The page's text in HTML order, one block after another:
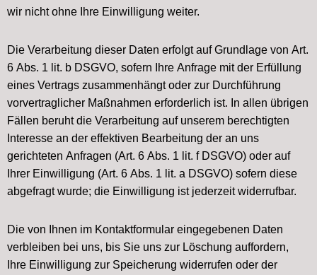
wir nicht ohne Ihre Einwilligung weiter.
Die Verarbeitung dieser Daten erfolgt auf Grundlage von Art.
6 Abs. 1 lit. b DSGVO, sofern Ihre Anfrage mit der Erfüllung
eines Vertrags zusammenhängt oder zur Durchführung
vorvertraglicher Maßnahmen erforderlich ist. In allen übrigen
Fällen beruht die Verarbeitung auf unserem berechtigten
Interesse an der effektiven Bearbeitung der an uns
gerichteten Anfragen (Art. 6 Abs. 1 lit. f DSGVO) oder auf
Ihrer Einwilligung (Art. 6 Abs. 1 lit. a DSGVO) sofern diese
abgefragt wurde; die Einwilligung ist jederzeit widerrufbar.
Die von Ihnen im Kontaktformular eingegebenen Daten
verbleiben bei uns, bis Sie uns zur Löschung auffordern,
Ihre Einwilligung zur Speicherung widerrufen oder der